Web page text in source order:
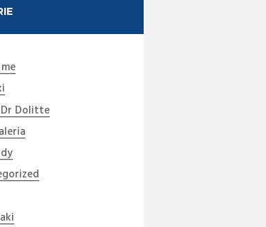
Dr Dolitte